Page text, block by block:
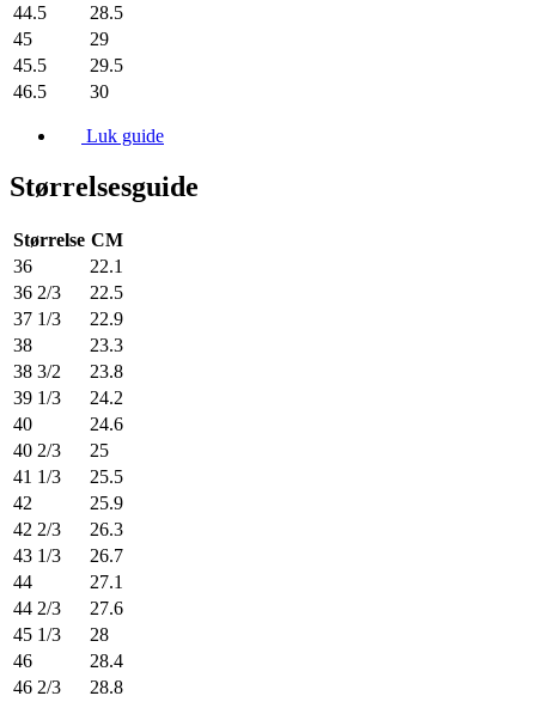
44.5
28.5
45
29
45.5
29.5
46.5
30
Luk guide
Størrelsesguide
Størrelse CM
36
22.1
36 2/3
22.5
37 1/3
22.9
38
23.3
38 3/2
23.8
39 1/3
24.2
40
24.6
40 2/3
25
41 1/3
25.5
42
25.9
42 2/3
26.3
43 1/3
26.7
44
27.1
44 2/3
27.6
45 1/3
28
46
28.4
46 2/3
28.8